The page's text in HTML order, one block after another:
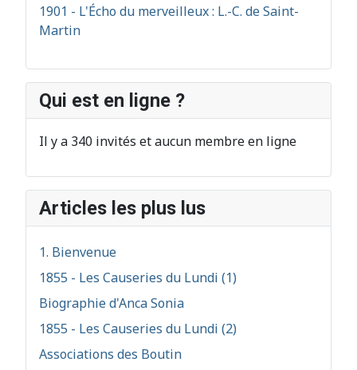
1901 - L'Écho du merveilleux : L.-C. de Saint-
Martin
Qui est en ligne ?
Il y a 340 invités et aucun membre en ligne
Articles les plus lus
1. Bienvenue
1855 - Les Causeries du Lundi (1)
Biographie d'Anca Sonia
1855 - Les Causeries du Lundi (2)
Associations des Boutin